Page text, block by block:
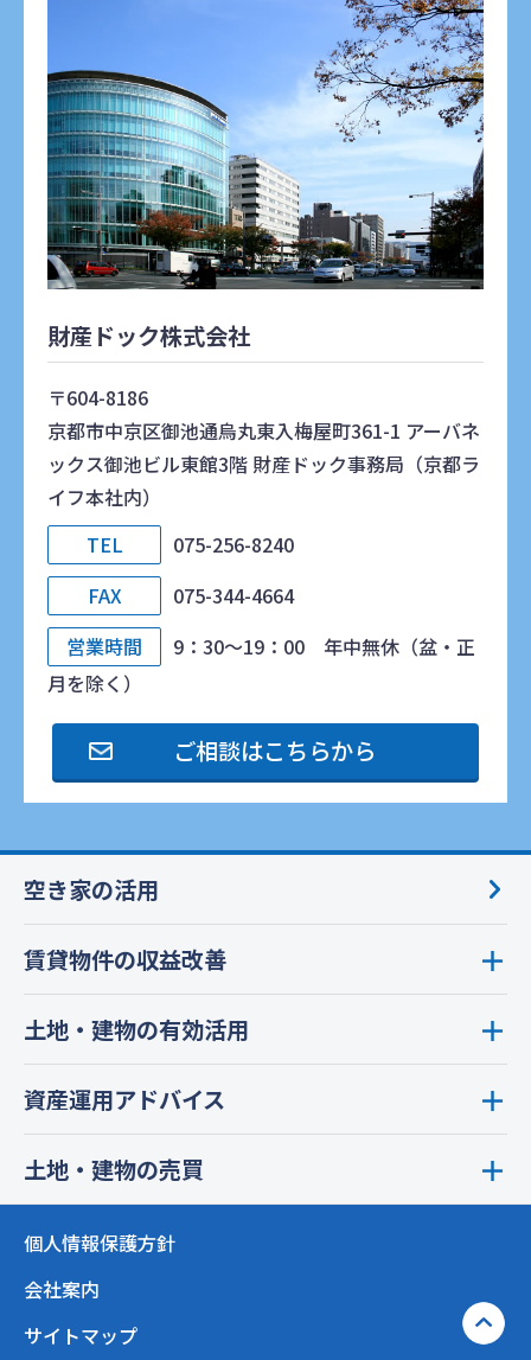
財産ドック株式会社
〒604-8186
京都市中京区御池通烏丸東入梅屋町361-1 アーバネ
ックス御池ビル東館3階 財産ドック事務局（京都ラ
イフ本社内）
TEL
075-256-8240
FAX
075-344-4664
営業時間
9：30～19：00 年中無休（盆・正
月を除く）
ご相談はこちらから
空き家の活用
賃貸物件の収益改善
土地・建物の有効活用
資産運用アドバイス
土地・建物の売買
個人情報保護方針
会社案内
サイトマップ